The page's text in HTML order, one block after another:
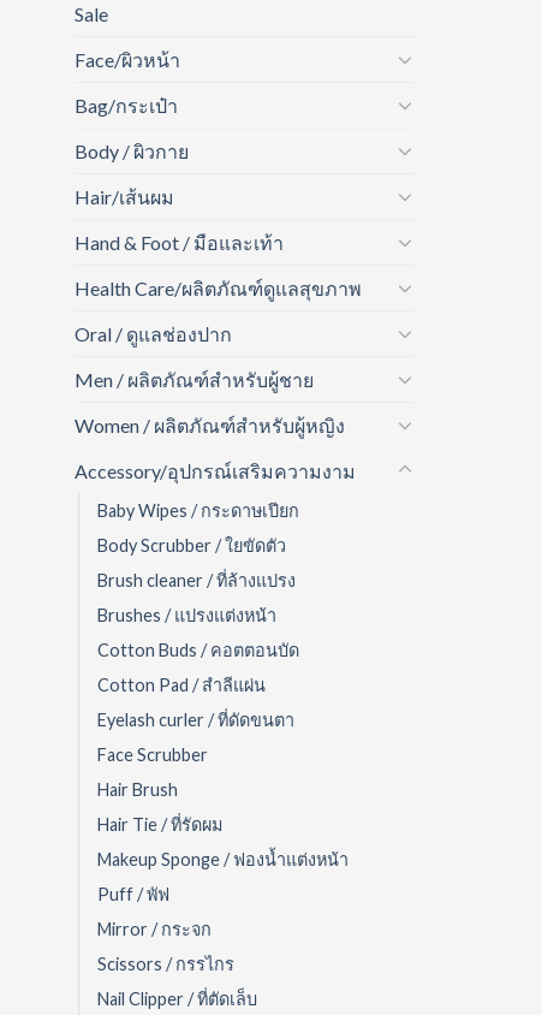
Sale
Face/ผิวหน้า
Bag/กระเป๋า
Body / ผิวกาย
Hair/เส้นผม
Hand & Foot / มือและเท้า
Health Care/ผลิตภัณฑ์ดูแลสุขภาพ
Oral / ดูแลช่องปาก
Men / ผลิตภัณฑ์สำหรับผู้ชาย
Women / ผลิตภัณฑ์สำหรับผู้หญิง
Accessory/อุปกรณ์เสริมความงาม
Baby Wipes / กระดาษเปียก
Body Scrubber / ใยขัดตัว
Brush cleaner / ที่ล้างแปรง
Brushes / แปรงแต่งหน้า
Cotton Buds / คอตตอนบัด
Cotton Pad / สำลีแผ่น
Eyelash curler / ที่ดัดขนตา
Face Scrubber
Hair Brush
Hair Tie / ที่รัดผม
Makeup Sponge / ฟองน้ำแต่งหน้า
Puff / พัฟ
Mirror / กระจก
Scissors / กรรไกร
Nail Clipper / ที่ตัดเล็บ